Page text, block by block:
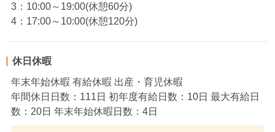
3：10:00～19:00(休憩60分)
4：17:00～10:00(休憩120分)
休日休暇
年末年始休暇 有給休暇 出産・育児休暇
年間休日日数：111日 初年度有給日数：10日 最大有給日
数：20日 年末年始休暇日数：4日